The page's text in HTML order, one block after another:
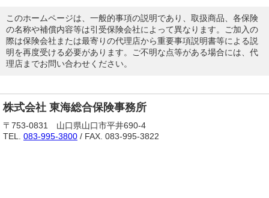
このホームページは、一般的事項の説明であり、取扱商品、各保険
の名称や補償内容等は引受保険会社によって異なります。ご加入の
際は保険会社または最寄りの代理店から重要事項説明書等による説
明を再度受ける必要があります。ご不明な点等がある場合には、代
理店までお問い合わせください。
株式会社 東海総合保険事務所
〒753-0831 山口県山口市平井690-4
TEL. 083-995-3800 / FAX. 083-995-3822